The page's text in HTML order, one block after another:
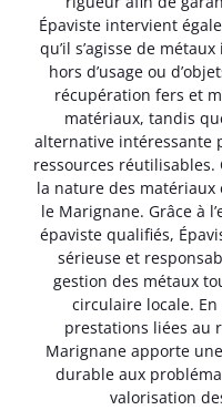
Épaviste intervient
qu’il s’agisse de
hors d’usage ou
récupération fers et
matériaux, tandis
alternative intéressante
ressources
la nature des matériaux
le Marignane. Grâce à
épaviste qualifiés,
sérieuse et
gestion des métaux
circulaire locale.
prestations liées au
Marignane apporte
durable aux
valorisation